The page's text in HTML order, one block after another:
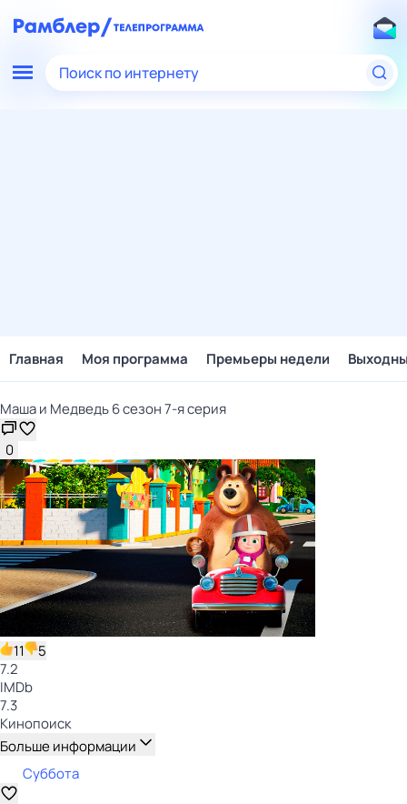
Поиск по интернету
Главная Моя программа Премьеры недели
Маша и Медведь 6 сезон 7-я серия
0
11
5
7.2
IMDb
7.3
Кинопоиск
Больше информации
Суббота